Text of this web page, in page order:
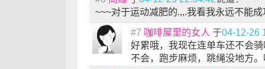
~~~对于运动减肥的.,,.我看我永远不能成
#7 咖啡屋里的女人 于04-12-26
好累哦，我现在连单车还不会
不会，跑步麻烦，跳绳没地方